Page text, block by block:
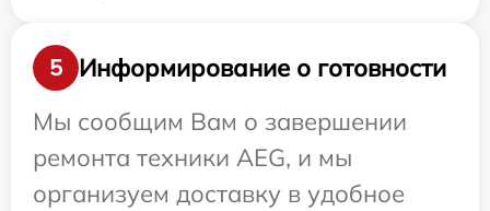
5
Информирование о готовности
Мы сообщим Вам о завершении
ремонта техники AEG, и мы
организуем доставку в удобное